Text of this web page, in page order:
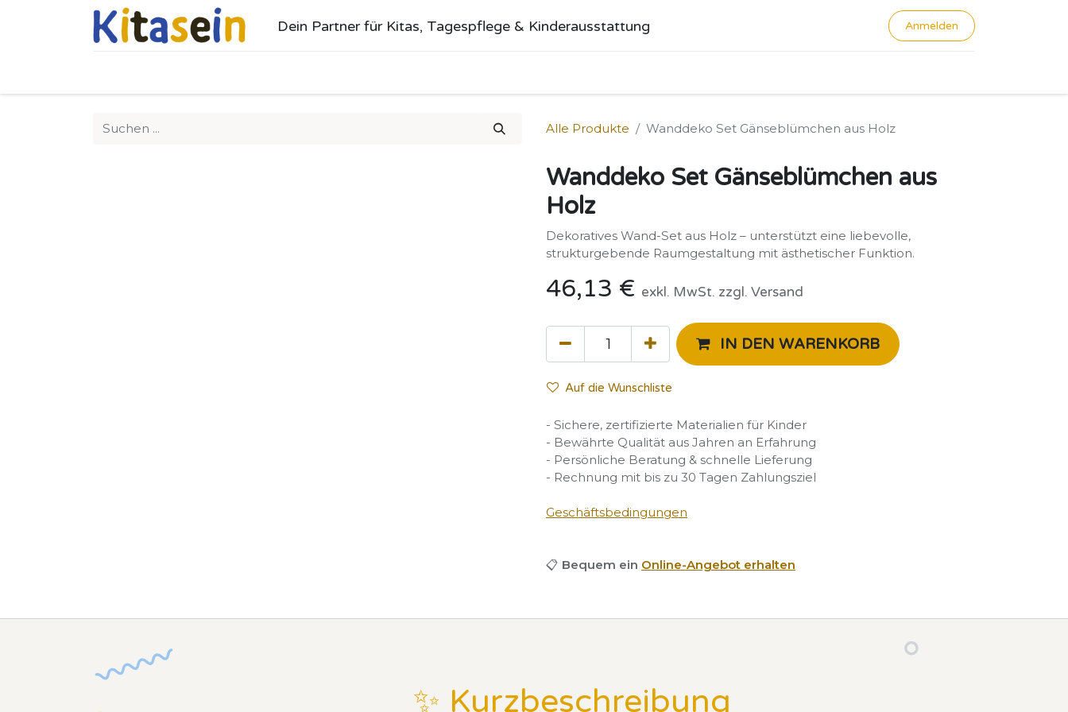
Dein Partner für Kitas, Tagespflege & Kinderausstattung Anmelden
Alle Produkte Wanddeko Set Gänseblümchen aus Holz
Wanddeko Set Gänseblümchen aus
Holz
Dekoratives Wand-Set aus Holz – unterstützt eine liebevolle,
strukturgebende Raumgestaltung mit ästhetischer Funktion.
46,13 € exkl. MwSt. zzgl. Versand
IN DEN WARENKORB
Auf die Wunschliste
- Sichere, zertifizierte Materialien für Kinder
- Bewährte Qualität aus Jahren an Erfahrung
- Persönliche Beratung & schnelle Lieferung
- Rechnung mit bis zu 30 Tagen Zahlungsziel
Geschäftsbedingungen
📋 Bequem ein Online-Angebot erhalten
✨ Kurzbeschreibung